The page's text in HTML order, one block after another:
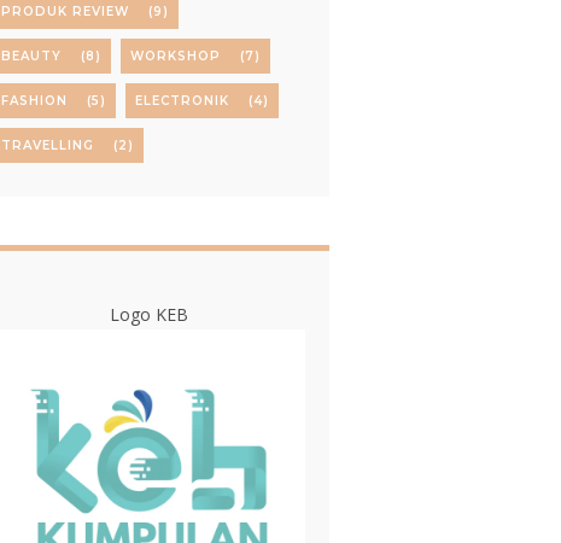
PRODUK REVIEW (9)
BEAUTY (8) WORKSHOP (7)
FASHION (5) ELECTRONIK (4)
TRAVELLING (2)
Logo KEB